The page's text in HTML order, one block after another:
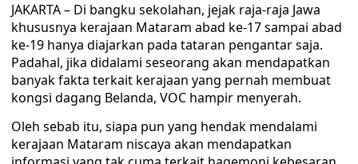
JAKARTA – Di bangku sekolahan, jejak raja-raja Jawa
khususnya kerajaan Mataram abad ke-17 sampai abad
ke-19 hanya diajarkan pada tataran pengantar saja.
Padahal, jika didalami seseorang akan mendapatkan
banyak fakta terkait kerajaan yang pernah membuat
kongsi dagang Belanda, VOC hampir menyerah.
Oleh sebab itu, siapa pun yang hendak mendalami
kerajaan Mataram niscaya akan mendapatkan